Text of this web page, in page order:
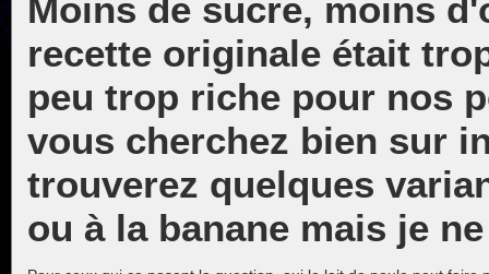
Moins de sucre, moins
recette originale était
peu trop riche pour nos
vous cherchez bien sur
trouverez quelques
ou à la banane mais je